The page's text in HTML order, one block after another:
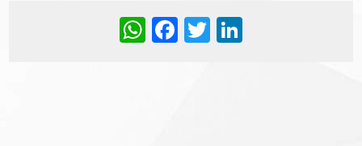
WhatsApp
Facebook
Twitter